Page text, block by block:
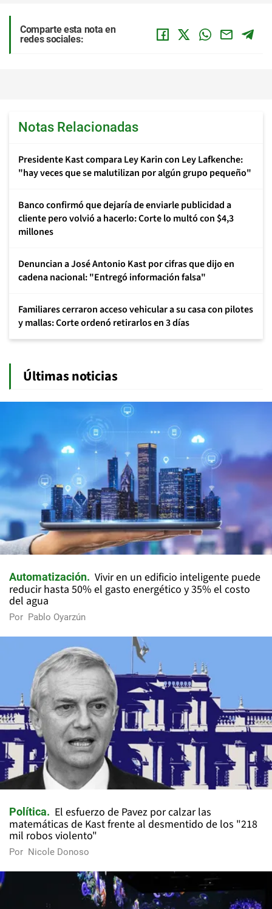
Comparte esta nota en
redes sociales:
Notas Relacionadas
Presidente Kast compara Ley Karin con Ley Lafkenche:
"hay veces que se malutilizan por algún grupo pequeño"
Banco confirmó que dejaría de enviarle publicidad a
cliente pero volvió a hacerlo: Corte lo multó con $4,3
millones
Denuncian a José Antonio Kast por cifras que dijo en
cadena nacional: "Entregó información falsa"
Familiares cerraron acceso vehicular a su casa con pilotes
y mallas: Corte ordenó retirarlos en 3 días
Últimas noticias
Automatización
Vivir en un edificio inteligente puede
reducir hasta 50% el gasto energético y 35% el costo
del agua
Por Pablo Oyarzún
Política
El esfuerzo de Pavez por calzar las
matemáticas de Kast frente al desmentido de los "218
mil robos violento"
Por Nicole Donoso